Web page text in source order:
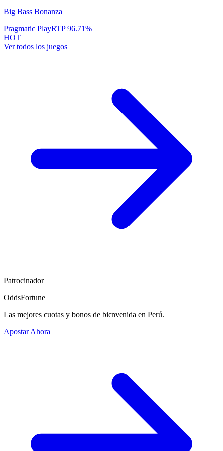
Big Bass Bonanza
Pragmatic PlayRTP96.71%
HOT
Ver todos los juegos
Patrocinador
OddsFortune
Las mejores cuotas y bonos de bienvenida en Perú.
Apostar Ahora